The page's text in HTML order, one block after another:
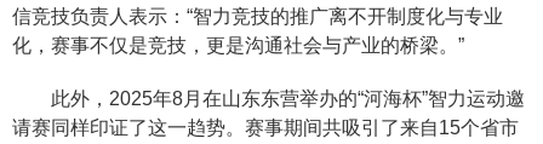
信竞技负责人表示：“智力竞技的推广离不开制度化与专业
化，赛事不仅是竞技，更是沟通社会与产业的桥梁。”
此外，2025年8月在山东东营举办的“河海杯”智力运动邀
请赛同样印证了这一趋势。赛事期间共吸引了来自15个省市